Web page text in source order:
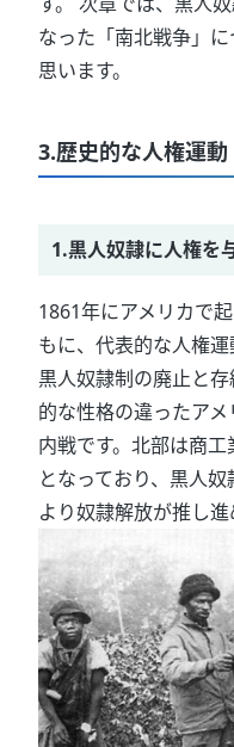
なった「南北戦争」
思います。
3.歴史的な人権運動
1.黒人奴隷に人権を
1861年にアメリカで
もに、代表的な人権
黒人奴隷制の廃止と
的な性格の違ったア
内戦です。北部は商
となっており、黒人
より奴隷解放が推し